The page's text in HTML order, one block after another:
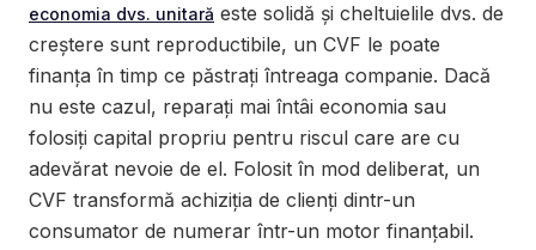
economia dvs. unitară este solidă și cheltuielile dvs. de
creștere sunt reproductibile, un CVF le poate
finanța în timp ce păstrați întreaga companie. Dacă
nu este cazul, reparați mai întâi economia sau
folosiți capital propriu pentru riscul care are cu
adevărat nevoie de el. Folosit în mod deliberat, un
CVF transformă achiziția de clienți dintr-un
consumator de numerar într-un motor finanțabil.